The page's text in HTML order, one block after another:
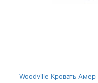
Woodville Кровать Амер